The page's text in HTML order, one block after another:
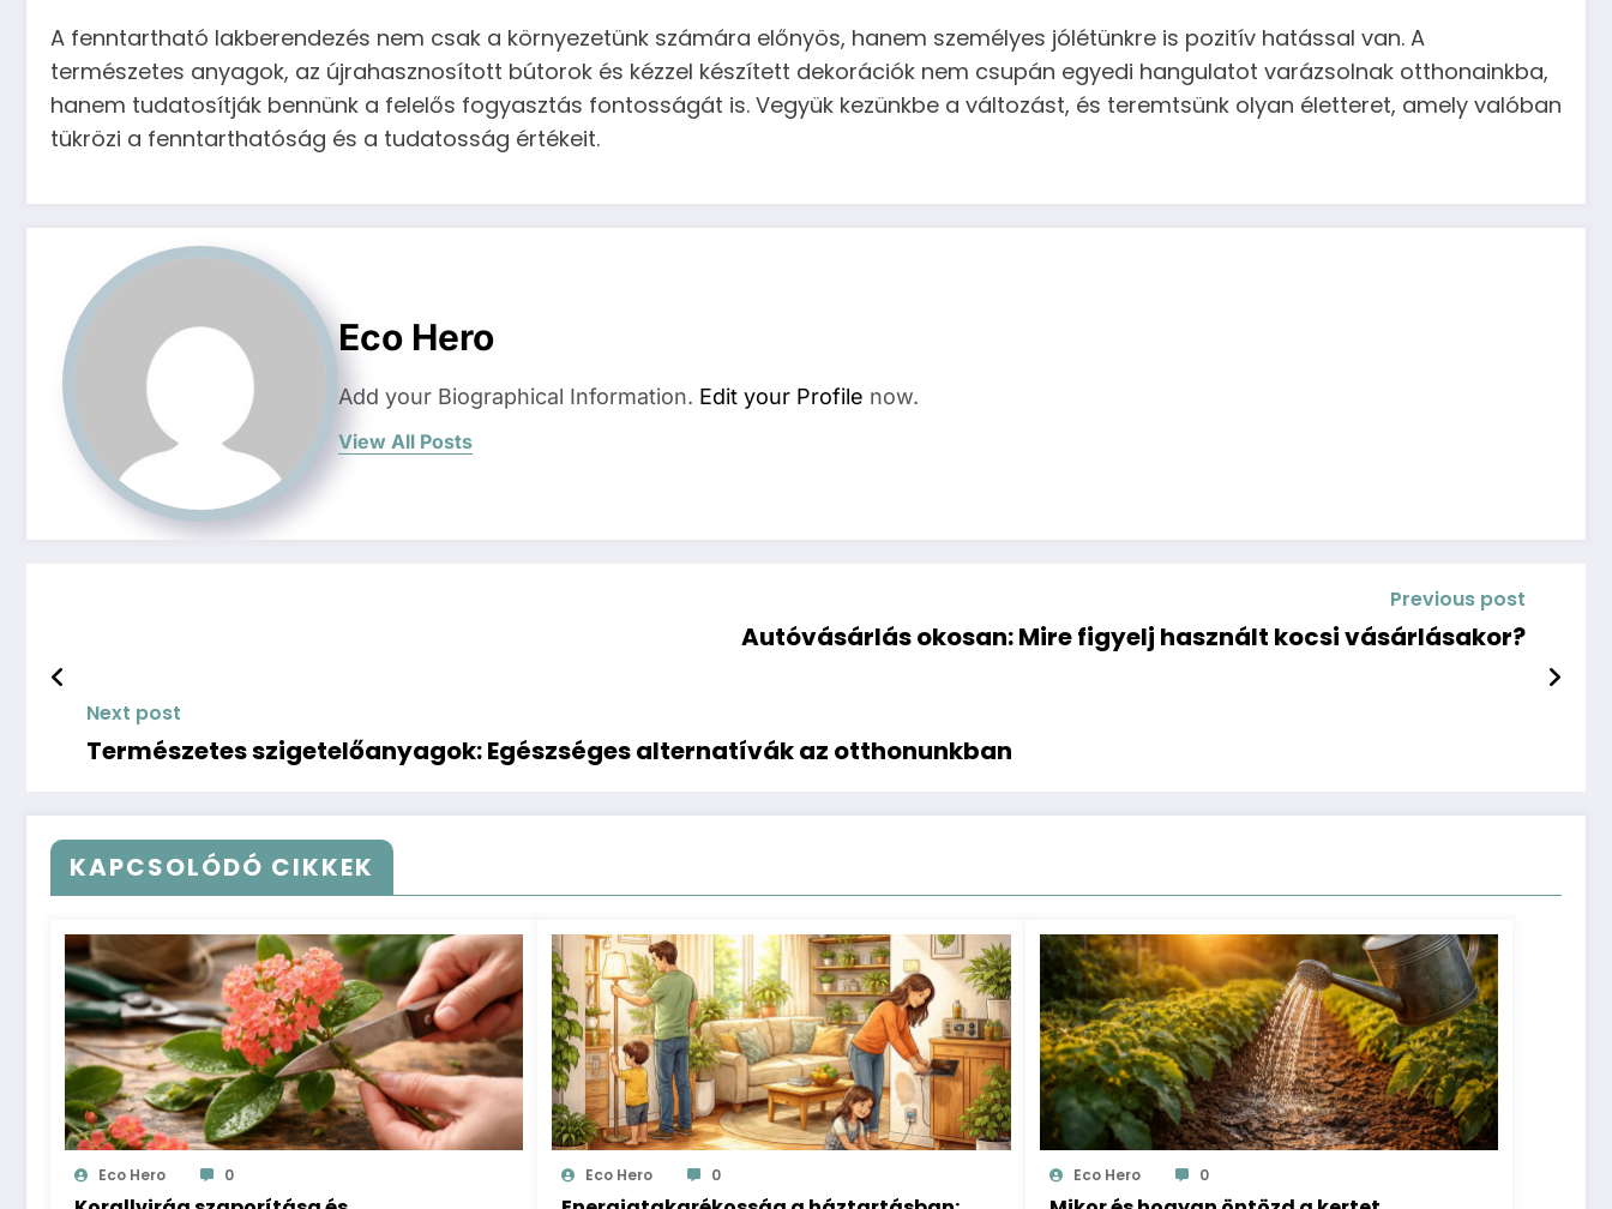
A fenntartható lakberendezés nem csak a környezetünk számára előnyös, hanem személyes jólétünkre is pozitív hatással van. A
természetes anyagok, az újrahasznosított bútorok és kézzel készített dekorációk nem csupán egyedi hangulatot varázsolnak otthonainkba,
hanem tudatosítják bennünk a felelős fogyasztás fontosságát is. Vegyük kezünkbe a változást, és teremtsünk olyan életteret, amely valóban
tükrözi a fenntarthatóság és a tudatosság értékeit.
Eco Hero
Add your Biographical Information. Edit your Profile now.
View All Posts
Previous post
Autóvásárlás okosan: Mire figyelj használt kocsi vásárlásakor?
Next post
Természetes szigetelőanyagok: Egészséges alternatívák az otthonunkban
KAPCSOLÓDÓ CIKKEK
Eco Hero 0 Eco Hero 0 Eco Hero 0